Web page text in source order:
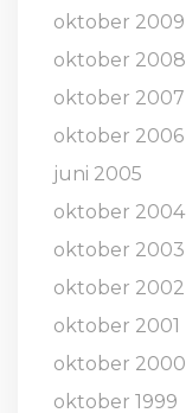
oktober 2009
oktober 2008
oktober 2007
oktober 2006
juni 2005
oktober 2004
oktober 2003
oktober 2002
oktober 2001
oktober 2000
oktober 1999